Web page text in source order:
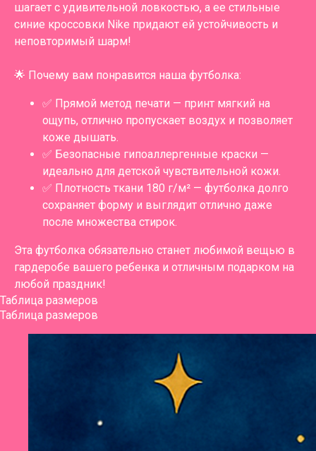
шагает с удивительной ловкостью, а ее стильные
синие кроссовки Nike придают ей устойчивость и
неповторимый шарм!
🌟 Почему вам понравится наша футболка:
✅ Прямой метод печати — принт мягкий на
ощупь, отлично пропускает воздух и позволяет
коже дышать.
✅ Безопасные гипоаллергенные краски —
идеально для детской чувствительной кожи.
✅ Плотность ткани 180 г/м² — футболка долго
сохраняет форму и выглядит отлично даже
после множества стирок.
Эта футболка обязательно станет любимой вещью в
гардеробе вашего ребенка и отличным подарком на
любой праздник!
Таблица размеров
Таблица размеров